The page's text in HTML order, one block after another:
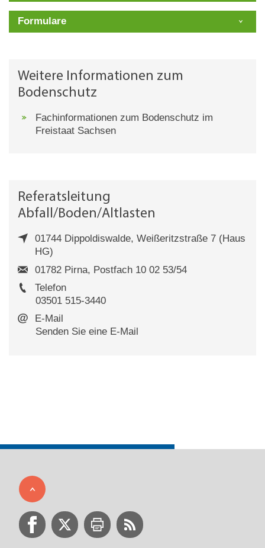
Formulare
Weitere Informationen zum
Bodenschutz
Fachinformationen zum Bodenschutz im
Freistaat Sachsen
Referatsleitung
Abfall/Boden/Altlasten
01744 Dippoldiswalde, Weißeritzstraße 7 (Haus
HG)
01782 Pirna, Postfach 10 02 53/54
Telefon
03501 515-3440
E-Mail
Senden Sie eine E-Mail